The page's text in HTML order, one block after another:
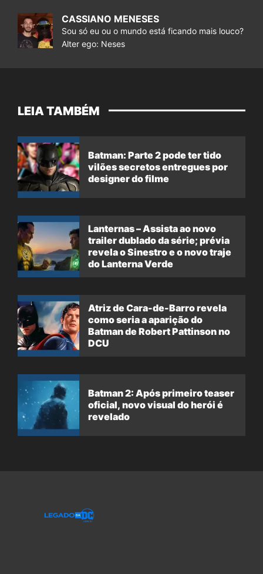
CASSIANO MENESES
Sou só eu ou o mundo está ficando mais louco?
Alter ego: Neses
LEIA TAMBÉM
Batman: Parte 2 pode ter tido
vilões secretos entregues por
designer do filme
Lanternas – Assista ao novo
trailer dublado da série; prévia
revela o Sinestro e o novo traje
do Lanterna Verde
Atriz de Cara-de-Barro revela
como seria a aparição do
Batman de Robert Pattinson no
DCU
Batman 2: Após primeiro teaser
oficial, novo visual do herói é
revelado